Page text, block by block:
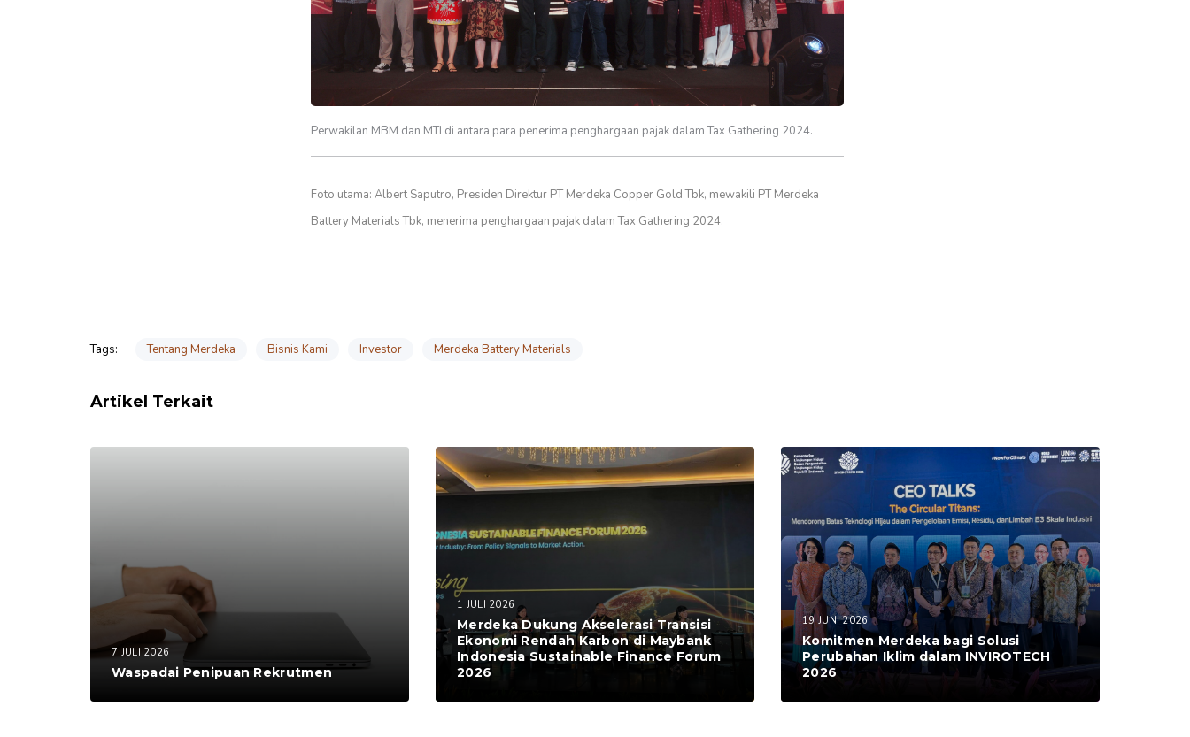
Perwakilan MBM dan MTI di antara para penerima penghargaan pajak dalam Tax Gathering 2024.
Foto utama: Albert Saputro, Presiden Direktur PT Merdeka Copper Gold Tbk, mewakili PT Merdeka
Battery Materials Tbk, menerima penghargaan pajak dalam Tax Gathering 2024.
Tags: Tentang Merdeka Bisnis Kami Investor Merdeka Battery Materials
Artikel Terkait
7 JULI 2026
Waspadai Penipuan Rekrutmen
1 JULI 2026
Merdeka Dukung Akselerasi Transisi
Ekonomi Rendah Karbon di Maybank
Indonesia Sustainable Finance Forum
2026
19 JUNI 2026
Komitmen Merdeka bagi Solusi
Perubahan Iklim dalam INVIROTECH
2026